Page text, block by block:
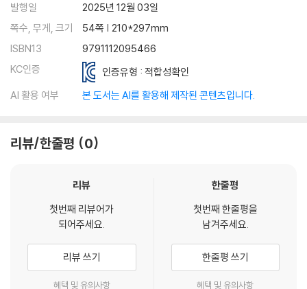
발행일
2025년 12월 03일
쪽수, 무게, 크기
54쪽 | 210*297mm
ISBN13
9791112095466
KC인증
인증유형 : 적합성확인
AI 활용 여부
본 도서는 AI를 활용해 제작된 콘텐츠입니다.
리뷰/한줄평 0
리뷰
첫번째 리뷰어가
되어주세요.
리뷰 쓰기
혜택 및 유의사항
한줄평
첫번째 한줄평을
남겨주세요.
한줄평 쓰기
혜택 및 유의사항